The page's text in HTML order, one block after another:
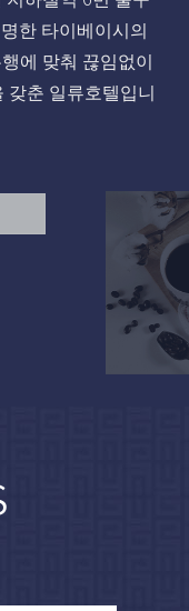
한 타이베이시의
에 맞춰 끊임없이
갖춘 일류호텔입니